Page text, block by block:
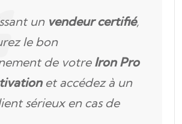
un vendeur certifié,
le bon
de votre Iron Pro
et accédez à un
sérieux en cas de